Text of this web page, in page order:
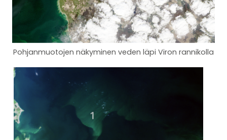
Pohjanmuotojen näkyminen veden läpi Viron rannikolla